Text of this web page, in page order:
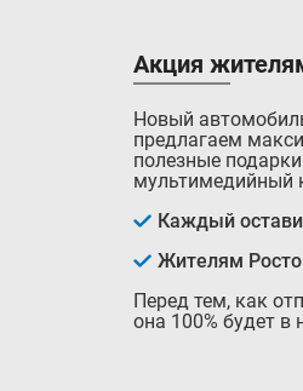
Акция
Новый
предлагаем
полезные
мультимедийный
Каждый
Жителям
Перед тем, как
она 100% будет в